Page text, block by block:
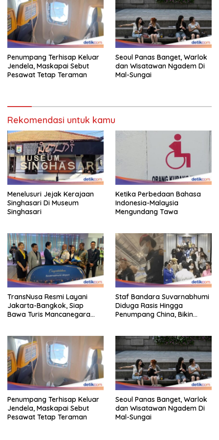
Penumpang Terhisap Keluar
Jendela, Maskapai Sebut
Pesawat Tetap Teraman
Seoul Panas Banget, Warlok
dan Wisatawan Ngadem Di
Mal-Sungai
Rekomendasi untuk kamu
Menelusuri Jejak Kerajaan
Singhasari Di Museum
Singhasari
Ketika Perbedaan Bahasa
Indonesia-Malaysia
Mengundang Tawa
TransNusa Resmi Layani
Jakarta-Bangkok, Siap
Bawa Turis Mancanegara
Staf Bandara Suvarnabhumi
Diduga Rasis Hingga
Penumpang China, Bikin
Penumpang Terhisap Keluar
Jendela, Maskapai Sebut
Pesawat Tetap Teraman
Seoul Panas Banget, Warlok
dan Wisatawan Ngadem Di
Mal-Sungai